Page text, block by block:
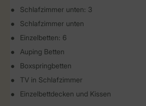
Schlafzimmer unten: 3
Schlafzimmer unten
Einzelbetten: 6
Auping Betten
Boxspringbetten
TV in Schlafzimmer
Einzelbettdecken und Kissen